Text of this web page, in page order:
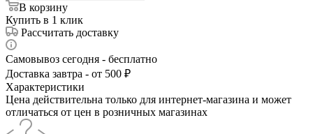
В корзину
Купить в 1 клик
Рассчитать доставку
Самовывоз сегодня - бесплатно
Доставка завтра - от 500 ₽
Характеристики
Цена действительна только для интернет-магазина и может
отличаться от цен в розничных магазинах